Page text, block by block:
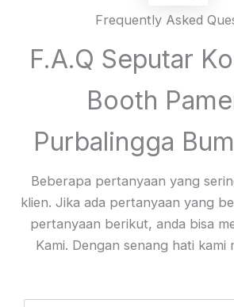
Frequently Asked
F.A.Q Seputar
Booth
Purbalingga
Beberapa pertanyaan yang
klien. Jika ada pertanyaan yang
pertanyaan berikut, anda bisa
Kami. Dengan senang hati kami